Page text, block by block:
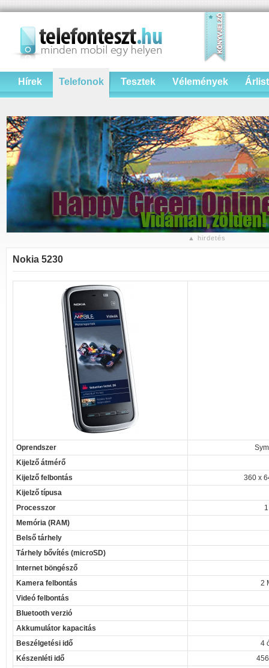
Hírek Telefonok Tesztek Vélemények
▲ hirdetés
Nokia 5230
Oprendszer
Kijelző átmérő
Kijelző felbontás
360 x
Kijelző típusa
Processzor
Memória (RAM)
Belső tárhely
Tárhely bővítés (microSD)
Internet böngésző
Kamera felbontás
2
Videó felbontás
Bluetooth verzió
Akkumulátor kapacitás
Beszélgetési idő
4
Készenléti idő